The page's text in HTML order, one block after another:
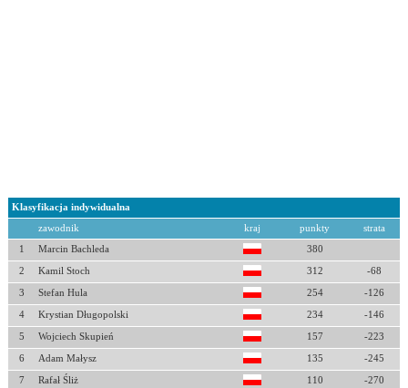
Klasyfikacja indywidualna
zawodnik kraj punkty strata
1 Marcin Bachleda 380
2 Kamil Stoch 312 -68
3 Stefan Hula 254 -126
4 Krystian Długopolski 234 -146
5 Wojciech Skupień 157 -223
6 Adam Małysz 135 -245
7 Rafał Śliż 110 -270